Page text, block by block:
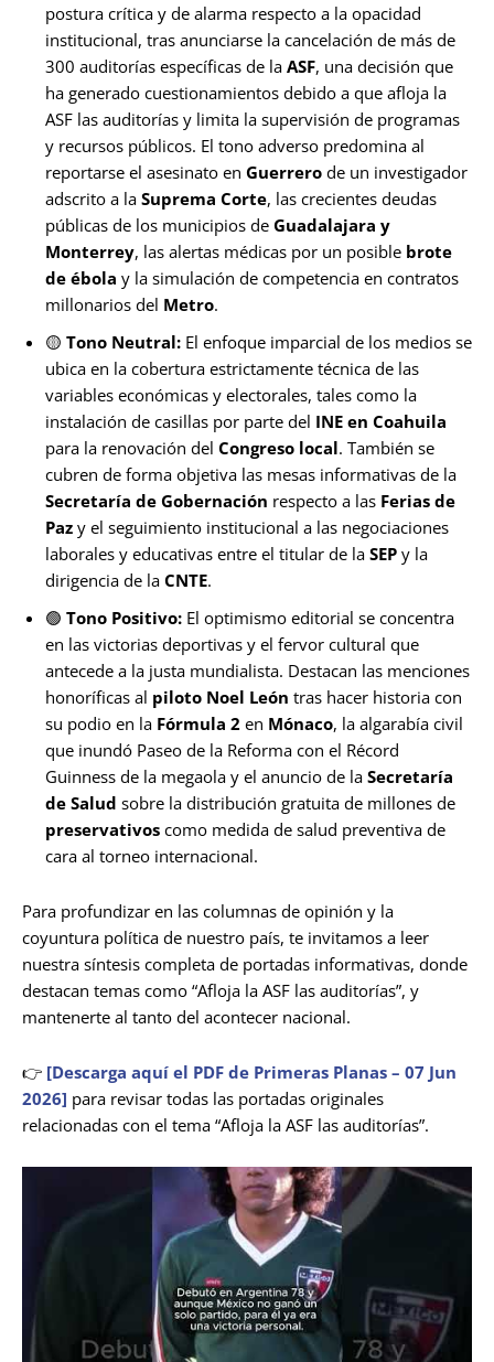
postura crítica y de alarma respecto a la opacidad
institucional, tras anunciarse la cancelación de más de
300 auditorías específicas de la ASF, una decisión que
ha generado cuestionamientos debido a que afloja la
ASF las auditorías y limita la supervisión de programas
y recursos públicos. El tono adverso predomina al
reportarse el asesinato en Guerrero de un investigador
adscrito a la Suprema Corte, las crecientes deudas
públicas de los municipios de Guadalajara y
Monterrey, las alertas médicas por un posible brote
de ébola y la simulación de competencia en contratos
millonarios del Metro.
🟡 Tono Neutral: El enfoque imparcial de los medios se
ubica en la cobertura estrictamente técnica de las
variables económicas y electorales, tales como la
instalación de casillas por parte del INE en Coahuila
para la renovación del Congreso local. También se
cubren de forma objetiva las mesas informativas de la
Secretaría de Gobernación respecto a las Ferias de
Paz y el seguimiento institucional a las negociaciones
laborales y educativas entre el titular de la SEP y la
dirigencia de la CNTE.
🟢 Tono Positivo: El optimismo editorial se concentra
en las victorias deportivas y el fervor cultural que
antecede a la justa mundialista. Destacan las menciones
honoríficas al piloto Noel León tras hacer historia con
su podio en la Fórmula 2 en Mónaco, la algarabía civil
que inundó Paseo de la Reforma con el Récord
Guinness de la megaola y el anuncio de la Secretaría
de Salud sobre la distribución gratuita de millones de
preservativos como medida de salud preventiva de
cara al torneo internacional.
Para profundizar en las columnas de opinión y la
coyuntura política de nuestro país, te invitamos a leer
nuestra síntesis completa de portadas informativas, donde
destacan temas como “Afloja la ASF las auditorías”, y
mantenerte al tanto del acontecer nacional.
👉 [Descarga aquí el PDF de Primeras Planas – 07 Jun
2026] para revisar todas las portadas originales
relacionadas con el tema “Afloja la ASF las auditorías”.